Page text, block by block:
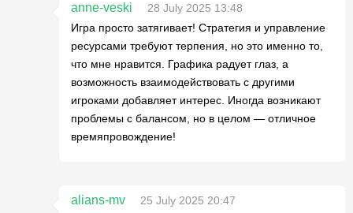
anne-veski
28 July 2025 13:48
Игра просто затягивает! Стратегия и управление
ресурсами требуют терпения, но это именно то,
что мне нравится. Графика радует глаз, а
возможность взаимодействовать с другими
игроками добавляет интерес. Иногда возникают
проблемы с балансом, но в целом — отличное
времяпровождение!
alians-mv
25 July 2025 20:47